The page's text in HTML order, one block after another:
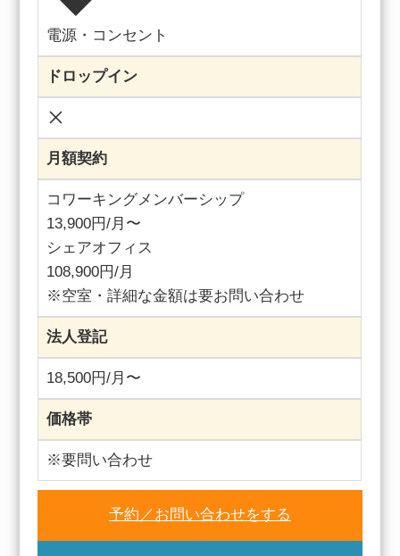
電源・コンセント
ドロップイン
月額契約
コワーキングメンバーシップ
13,900円/月〜
シェアオフィス
108,900円/月
※空室・詳細な金額は要お問い合わせ
法人登記
18,500円/月〜
価格帯
※要問い合わせ
予約／お問い合わせをする